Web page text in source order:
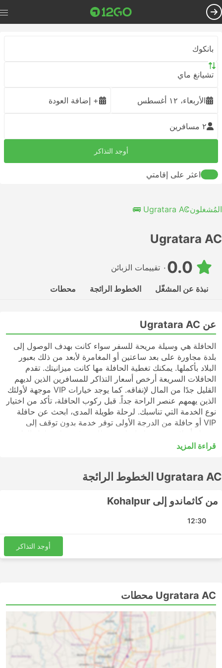
بانكوك
تشيانغ ماي
الأربعاء، ١٢ أغسطس + إضافة العودة
٢ مسافرين
أوجد التذاكر
اعثر على إقامتي
المُشغلونUgratara AC 🚌
Ugratara AC
٠ تقييمات الزبائن
نبذة عن المشغّل الخطوط الرائجة محطات
عن Ugratara AC
الحافلة هي وسيلة مريحة للسفر سواء كانت بهدف الوصول إلى
بلدة مجاورة على بعد ساعتين أو المغامرة لأبعد من ذلك بعبور
البلاد بأكملها. يمكنك تغطية الحافلة مها كانت ميزانيتك. تقدم
الحافلات السريعة أرخص أسعار التذاكر للمسافرين الذين لديهم
القليل جدًا من المال لإنفاقه. كما يوجد خيارات VIP موجهة لأولئك
الذين يهمهم عنصر الراحة جداً. قبل ركوب الحافلة، تأكد من اختيار
نوع الخدمة التي تناسبك. لرحلة طويلة المدى، ابحث عن حافلة
VIP أو حافلة من الدرجة الأولى توفر خدمة بدون توقف إلى
قد تكون الحافلات السريعة أو المحلية في كثير من الحالات خيارًا
العديد من الوجهات الطويلة المدى التي تخدمها الحافلات الليلية،
AC. ستساعدك تقييمات المسافرين الآخرين في اختيار أفضل
تذكرة ودرجة حافلة.
كاثماندو
Ugratara AC أهم الوجهات
تقوم حافلات Ugratara AC بنشر عدد من المسارات وإليك قائمة
كاثماندو - Kohalpur
قراءة المزيد
Ugratara AC الخطوط الرائجة
من كاثماندو إلى Kohalpur
12:30
أوجد التذاكر
Ugratara AC محطات